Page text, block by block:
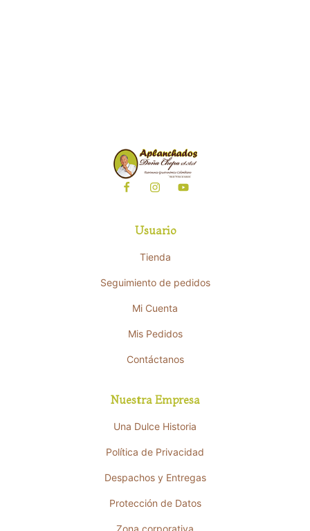
Usuario
Tienda
Seguimiento de pedidos
Mi Cuenta
Mis Pedidos
Contáctanos
Nuestra Empresa
Una Dulce Historia
Política de Privacidad
Despachos y Entregas
Protección de Datos
Zona corporativa